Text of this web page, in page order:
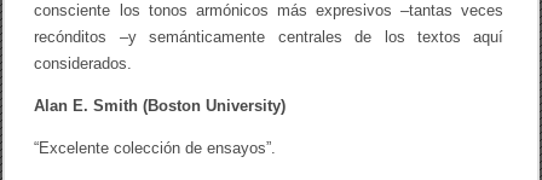
consciente los tonos armónicos más expresivos –tantas veces
recónditos –y semánticamente centrales de los textos aquí
considerados.
Alan E. Smith (Boston University)
“Excelente colección de ensayos”.